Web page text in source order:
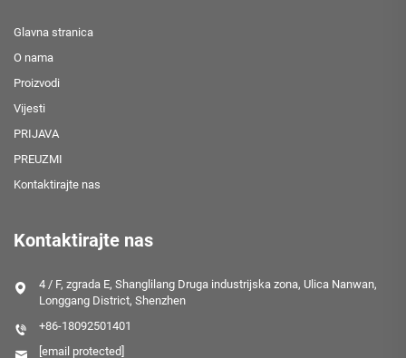
Glavna stranica
O nama
Proizvodi
Vijesti
PRIJAVA
PREUZMI
Kontaktirajte nas
Kontaktirajte nas
4 / F, zgrada E, Shanglilang Druga industrijska zona, Ulica Nanwan,
Longgang District, Shenzhen
+86-18092501401
[email protected]